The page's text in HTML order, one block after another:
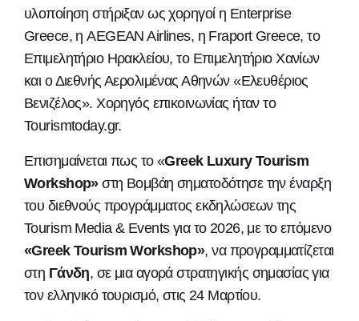
υλοποίηση στήριξαν ως χορηγοί η Enterprise
Greece, η AEGEAN Airlines, η Fraport Greece, το
Επιμελητήριο Ηρακλείου, το Επιμελητήριο Χανίων
και ο Διεθνής Αερολιμένας Αθηνών «Ελευθέριος
Βενιζέλος». Χορηγός επικοινωνίας ήταν το
Tourismtoday.gr.
Επισημαίνεται πως το «Greek Luxury Tourism
Workshop»στη Βομβάη σηματοδότησε την έναρξη
του διεθνούς προγράμματος εκδηλώσεων της
Tourism Media & Events για το 2026, με το επόμενο
«Greek Tourism Workshop», να προγραμματίζεται
στη Γάνδη, σε μια αγορά στρατηγικής σημασίας για
τον ελληνικό τουρισμό, στις 24 Μαρτίου.